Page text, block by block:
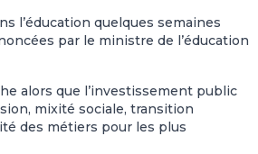
l’éducation quelques semaines
par le ministre de l’éducation
alors que l’investissement public
mixité sociale, transition
des métiers pour les plus